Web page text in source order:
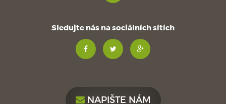
Sledujte nás na sociálních sítích
NAPIŠTE NÁM